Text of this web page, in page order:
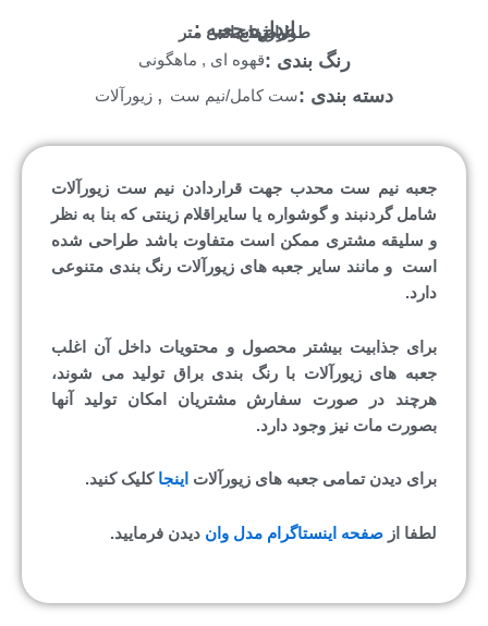
اندازه جعبه :
طول :
عرض :
ارتفاع :سانتی متر
قهوه ای , ماهگونیرنگ بندی :
ست کامل/نیم ست , زیورآلات دسته بندی :
جعبه نیم ست محدب جهت قراردادن نیم ست زیورآلات
شامل گردنبند و گوشواره یا سایراقلام زینتی که بنا به نظر
و سلیقه مشتری ممکن است متفاوت باشد طراحی شده
است و مانند سایر جعبه های زیورآلات رنگ بندی متنوعی
دارد.
برای جذابیت بیشتر محصول و محتویات داخل آن اغلب
جعبه های زیورآلات با رنگ بندی براق تولید می شوند،
هرچند در صورت سفارش مشتریان امکان تولید آنها
بصورت مات نیز وجود دارد.
برای دیدن تمامی جعبه های زیورآلات اینجا کلیک کنید.
لطفا از صفحه اینستاگرام مدل وان دیدن فرمایید.